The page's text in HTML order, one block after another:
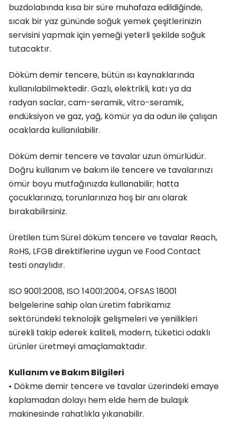
buzdolabında kısa bir süre muhafaza edildiğinde,
sıcak bir yaz gününde soğuk yemek çeşitlerinizin
servisini yapmak için yemeği yeterli şekilde soğuk
tutacaktır.
Döküm demir tencere, bütün ısı kaynaklarında
kullanılabilmektedir. Gazlı, elektrikli, katı ya da
radyan saclar, cam-seramik, vitro-seramik,
endüksiyon ve gaz, yağ, kömür ya da odun ile çalışan
ocaklarda kullanılabilir.
Döküm demir tencere ve tavalar uzun ömürlüdür.
Doğru kullanım ve bakım ile tencere ve tavalarınızı
ömür boyu mutfağınızda kullanabilir; hatta
çocuklarınıza, torunlarınıza hoş bir anı olarak
bırakabilirsiniz.
Üretilen tüm Sürel döküm tencere ve tavalar Reach,
RoHS, LFGB direktiflerine uygun ve Food Contact
testi onaylıdır.
ISO 9001:2008, ISO 14001:2004, OFSAS 18001
belgelerine sahip olan üretim fabrikamız
sektöründeki teknolojik gelişmeleri ve yenilikleri
sürekli takip ederek kaliteli, modern, tüketici odaklı
ürünler üretmeyi amaçlamaktadır.
Kullanım ve Bakım Bilgileri
• Dökme demir tencere ve tavalar üzerindeki emaye
kaplamadan dolayı hem elde hem de bulaşık
makinesinde rahatlıkla yıkanabilir.